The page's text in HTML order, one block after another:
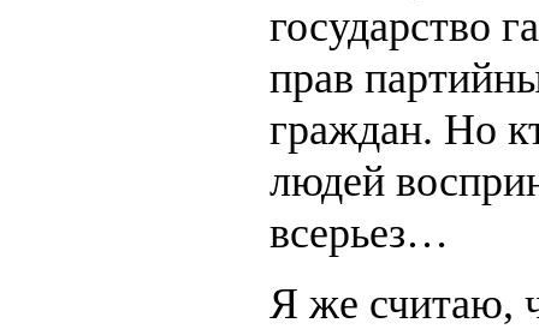
государство
прав
граждан. Но
людей
всерьез…
Я же считаю,